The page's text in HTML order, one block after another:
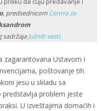
, predsednicomCentra za
sadržajaJužnih vesti.
zagarantovana Ustavom i
poštovanje tih
jesu u skladu sa
problem jeste
U izveštajima domaćih i